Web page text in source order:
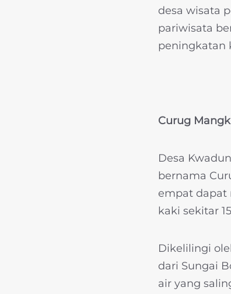
desa wisata
pariwisata
peningkatan
Curug
Desa
bernama
empat dapat
kaki sekitar
Dikelilingi
dari Sungai
air yang